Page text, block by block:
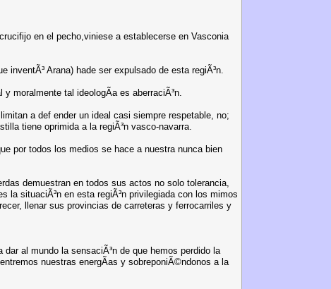
en el pecho,viniese a establecerse en Vasconia
Arana) hade ser expulsado de esta regiÃ³n.
moralmente tal ideologÃ­a es aberraciÃ³n.
a def ender un ideal casi siempre respetable, no;
tiene oprimida a la regiÃ³n vasco-navarra.
por todos los medios se hace a nuestra nunca bien
demuestran en todos sus actos no solo tolerancia,
la situaciÃ³n en esta regiÃ³n privilegiada con los mimos
llenar sus provincias de carreteras y ferrocarriles y
al mundo la sensaciÃ³n de que hemos perdido la
nuestras energÃ­as y sobreponiÃ©ndonos a la